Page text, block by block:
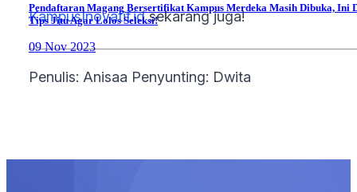
KampusInovatif.idsekarang juga!
Penulis: Anisaa Penyunting: Dwita
Pendaftaran Magang Bersertifikat Kampus Merdeka Masih Dibuka, Ini
Tips Jitu Agar Lolos Seleksi!
09 Nov 2023